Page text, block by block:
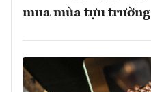
mua mùa tựu trường